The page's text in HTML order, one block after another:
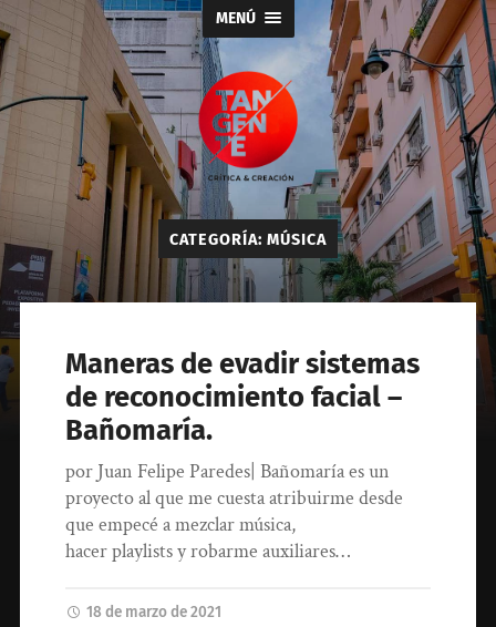
MENÚ
Tangente
CATEGORÍA: MÚSICA
Maneras de evadir sistemas
de reconocimiento facial –
Bañomaría.
por Juan Felipe Paredes| Bañomaría es un
proyecto al que me cuesta atribuirme desde
que empecé a mezclar música,
hacer playlists y robarme auxiliares…
18 de marzo de 2021